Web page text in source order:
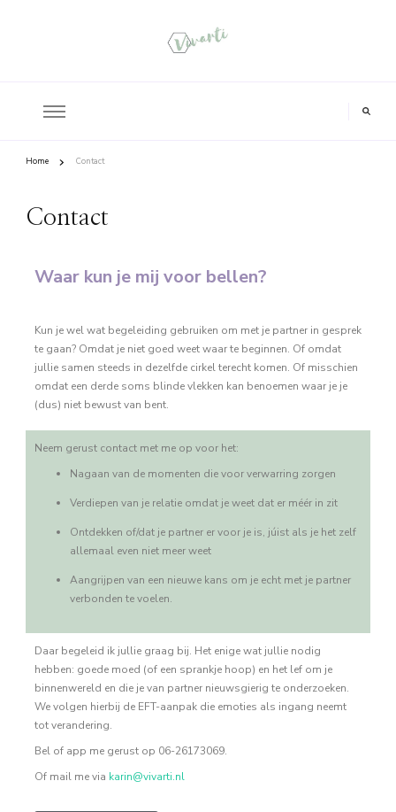
Home Contact
Contact
Waar kun je mij voor bellen?
Kun je wel wat begeleiding gebruiken om met je partner in gesprek
te gaan? Omdat je niet goed weet waar te beginnen. Of omdat
jullie samen steeds in dezelfde cirkel terecht komen. Of misschien
omdat een derde soms blinde vlekken kan benoemen waar je je
(dus) niet bewust van bent.
Neem gerust contact met me op voor het:
Nagaan van de momenten die voor verwarring zorgen
Verdiepen van je relatie omdat je weet dat er méér in zit
Ontdekken of/dat je partner er voor je is, júist als je het zelf
allemaal even niet meer weet
Aangrijpen van een nieuwe kans om je echt met je partner
verbonden te voelen.
Daar begeleid ik jullie graag bij. Het enige wat jullie nodig
hebben: goede moed (of een sprankje hoop) en het lef om je
binnenwereld en die je van partner nieuwsgierig te onderzoeken.
We volgen hierbij de EFT-aanpak die emoties als ingang neemt
tot verandering.
Bel of app me gerust op 06-26173069.
Of mail me via karin@vivarti.nl